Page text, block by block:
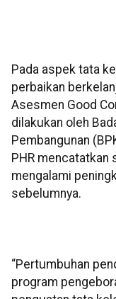
Pada aspek tata
perbaikan
Asesmen Good
dilakukan oleh
Pembangunan
PHR mencatatkan
mengalami
sebelumnya.
“Pertumbuhan
program